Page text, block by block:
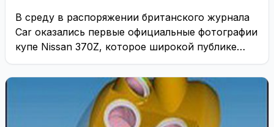
В среду в распоряжении британского журнала
Car оказались первые официальные фотографии
купе Nissan 370Z, которое широкой публике
будет впервые представлено ...